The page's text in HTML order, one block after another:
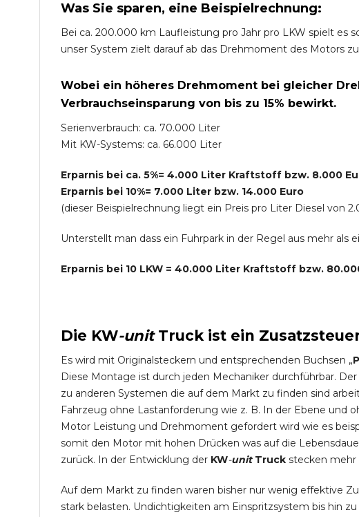
Was Sie sparen, eine Beispielrechnung:
Bei ca. 200.000 km Laufleistung pro Jahr pro LKW spielt es
unser System zielt darauf ab das Drehmoment des Motors
Wobei ein höheres Drehmoment bei gleicher
Verbrauchseinsparung von bis zu 15% bewirkt.
Serienverbrauch: ca. 70.000 Liter
Mit KW-Systems: ca. 66.000 Liter
Erparnis bei ca. 5%= 4.000 Liter Kraftstoff bzw. 8.000
Erparnis bei 10%= 7.000 Liter bzw. 14.000 Euro
(dieser Beispielrechnung liegt ein Preis pro Liter Diesel von
Unterstellt man dass ein Fuhrpark in der Regel aus mehr
Erparnis bei 10 LKW = 40.000 Liter Kraftstoff bzw.
Die KW-unit Truckist ein
Es wird mit Originalsteckern und entsprechenden Buchsen „
Diese Montage ist durch jeden Mechaniker durchführbar.
zu anderen Systemen die auf dem Markt zu finden sind
Fahrzeug ohne Lastanforderung wie z. B. In der Ebene und
Motor Leistung und Drehmoment gefordert wird wie es
somit den Motor mit hohen Drücken was auf die
zurück. In der Entwicklung der KW-unit Truck stecken mehr
Auf dem Markt zu finden waren bisher nur wenig effektive
stark belasten. Undichtigkeiten am Einspritzsystem bis hin